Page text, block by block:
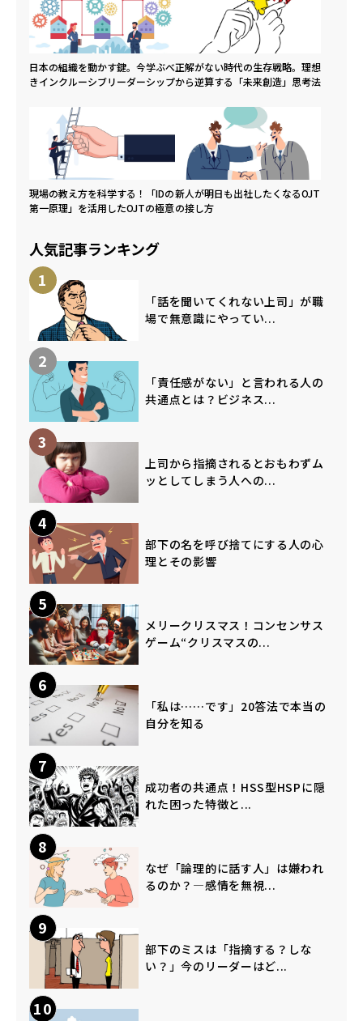
日本の組織を動かす鍵。今学ぶべ
きインクルーシブリーダーシップ
正解がない時代の生存戦略。理想
から逆算する「未来創造」思考法
現場の教え方を科学する！「IDの
第一原理」を活用したOJTの極意
新人が明日も出社したくなるOJT
の接し方
人気記事ランキング
1
「話を聞いてくれない上司」が職
場で無意識にやってい...
2
「責任感がない」と言われる人の
共通点とは？ビジネス...
3
上司から指摘されるとおもわずム
ッとしてしまう人への...
4
部下の名を呼び捨てにする人の心
理とその影響
5
メリークリスマス！コンセンサス
ゲーム“クリスマスの...
6
「私は……です」20答法で本当の
自分を知る
7
成功者の共通点！HSS型HSPに隠
れた困った特徴と...
8
なぜ「論理的に話す人」は嫌われ
るのか？―感情を無視...
9
部下のミスは「指摘する？しな
い？」今のリーダーはど...
10